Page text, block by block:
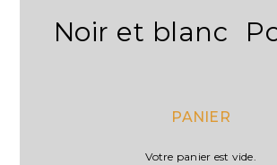
Noir et blanc
PANIER
Votre panier est vide.